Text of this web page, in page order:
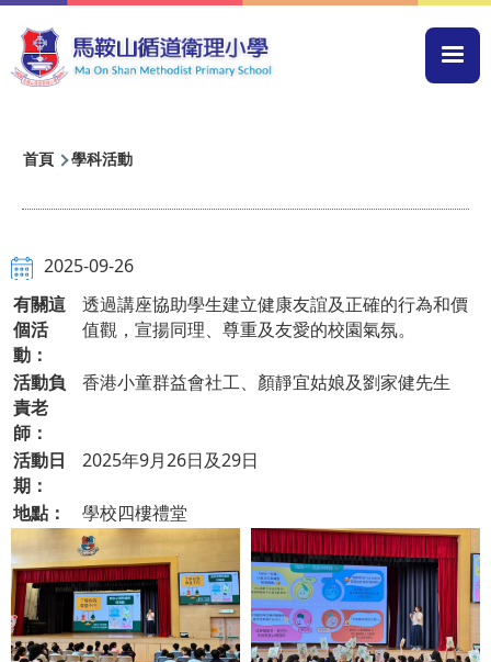
移至主內容
導
連
結
首頁 學科活動
2025-09-26
有關這
個活
動：
透過講座協助學生建立健康友誼及正確的行為和價
值觀，宣揚同理、尊重及友愛的校園氣氛。
活動負
責老
師：
香港小童群益會社工、顏靜宜姑娘及劉家健先生
活動日
期：
2025年9月26日及29日
地點： 學校四樓禮堂